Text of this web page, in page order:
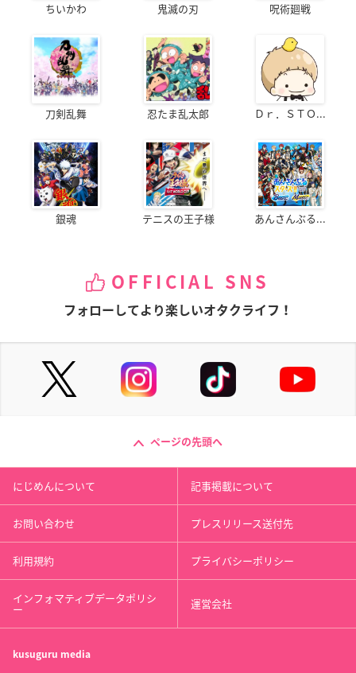
ちいかわ 鬼滅の刃 呪術廻戦
刀剣乱舞 忍たま乱太郎 Ｄｒ．ＳＴＯ...
銀魂 テニスの王子様 あんさんぶる...
OFFICIAL SNS
フォローしてより楽しいオタクライフ！
ページの先頭へ
にじめんについて 記事掲載について
お問い合わせ プレスリリース送付先
利用規約 プライバシーポリシー
インフォマティブデータポリシ
ー 運営会社
kusuguru media